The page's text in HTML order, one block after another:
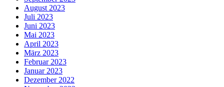
August 2023
Juli 2023
Juni 2023
Mai 2023
April 2023
März 2023
Februar 2023
Januar 2023
Dezember 2022